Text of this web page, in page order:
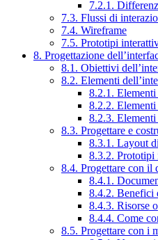
7.2.1.
7.3. Flussi di
7.4. Wireframe
7.5. Prototipi
8. Progettazione
8.1. Obiettivi
8.2. Elementi
8.2.1.
8.2.2.
8.2.3.
8.3. Progettare e
8.3.1. Layout
8.3.2. Prototipi
8.4. Progettare con il
8.4.1.
8.4.2. Benefici
8.4.3. Risorse
8.4.4. Come
8.5. Progettare con i